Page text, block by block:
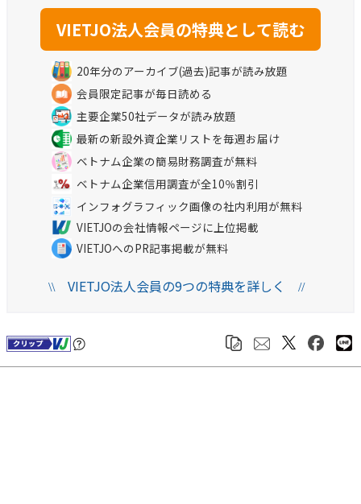
20年分のアーカイブ(過去)記事が読み放題
会員限定記事が毎日読める
主要企業50社データが読み放題
最新の新設外資企業リストを毎週お届け
ベトナム企業の簡易財務調査が無料
ベトナム企業信用調査が全10％割引
インフォグラフィック画像の社内利用が無料
VIETJOの会社情報ページに上位掲載
VIETJOへのPR記事掲載が無料
\\VIETJO法人会員の9つの特典を詳しく //